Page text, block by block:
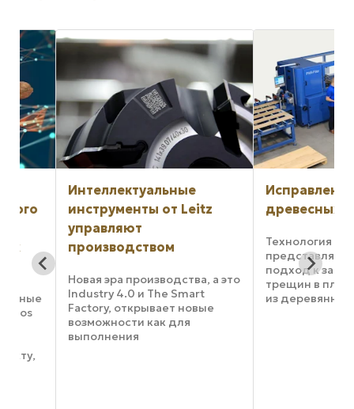
Интеллектуальные
инструменты от Leitz
управляют
производством
Новая эра производства, а это
Industry 4.0 и The Smart
Factory, открывает новые
возможности как для
выполнения
Исправление
древесных плит
Технология PAR-
представляет
подход к
трещин в плитах,
из деревянного